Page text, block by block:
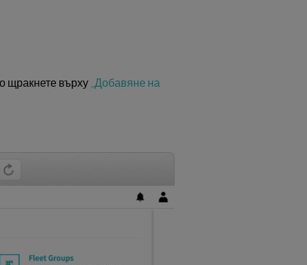
щракнете върху „Добавяне на